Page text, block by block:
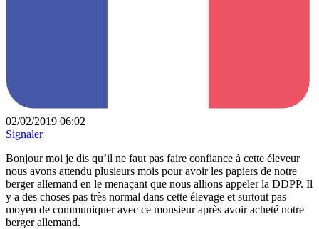
02/02/2019 06:02
Signaler
Bonjour moi je dis qu’il ne faut pas faire confiance à cette éleveur
nous avons attendu plusieurs mois pour avoir les papiers de notre
berger allemand en le menaçant que nous allions appeler la DDPP. Il
y a des choses pas très normal dans cette élevage et surtout pas
moyen de communiquer avec ce monsieur après avoir acheté notre
berger allemand.